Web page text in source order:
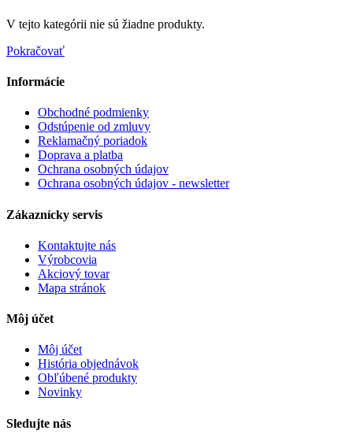
V tejto kategórii nie sú žiadne produkty.
Pokračovať
Informácie
Obchodné podmienky
Odstúpenie od zmluvy
Reklamačný poriadok
Doprava a platba
Ochrana osobných údajov
Ochrana osobných údajov - newsletter
Zákaznícky servis
Kontaktujte nás
Výrobcovia
Akciový tovar
Mapa stránok
Môj účet
Môj účet
História objednávok
Obľúbené produkty
Novinky
Sledujte nás